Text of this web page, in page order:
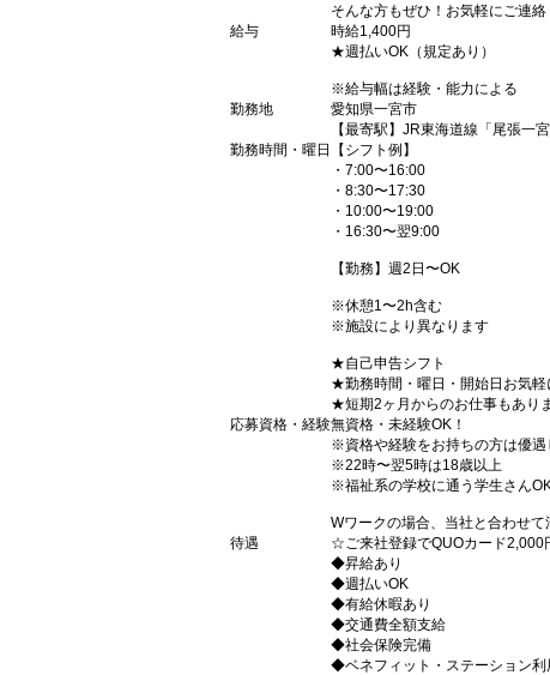
そんな方もぜひ！お気軽にご連絡
給与
時給1,400円
★週払いOK（規定あり）
※給与幅は経験・能力による
勤務地
愛知県一宮市
【最寄駅】JR東海道線「尾張一
勤務時間・曜日
【シフト例】
・7:00〜16:00
・8:30〜17:30
・10:00〜19:00
・16:30〜翌9:00
【勤務】週2日〜OK
※休憩1〜2h含む
※施設により異なります
★自己申告シフト
★勤務時間・曜日・開始日お気軽
★短期2ヶ月からのお仕事もあり
応募資格・経験無資格・未経験OK！
※資格や経験をお持ちの方は優遇
※22時〜翌5時は18歳以上
※福祉系の学校に通う学生さん
Wワークの場合、当社と合わせ
待遇
☆ご来社登録でQUOカード2,000
◆昇給あり
◆週払いOK
◆有給休暇あり
◆交通費全額支給
◆社会保険完備
◆ベネフィット・ステーション利